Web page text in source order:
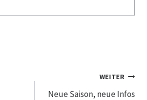
WEITER
Neue Saison, neue Infos